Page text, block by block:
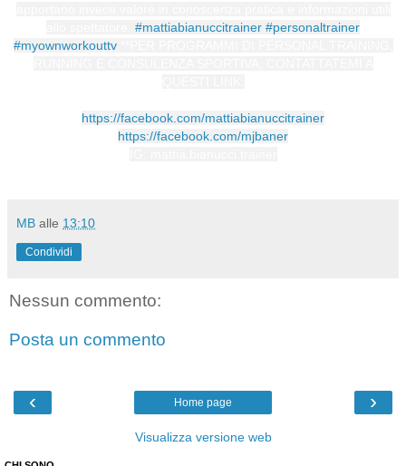
#mattiabianuccitrainer #personaltrainer
#myownworkouttv**PER PROGRAMMI DI PERSONAL TRAINING,
https://facebook.com/mattiabianuccitrainer
https://facebook.com/mjbaner
MB alle 13:10
Condividi
Nessun commento:
Posta un commento
‹ ›
Home page
Visualizza versione web